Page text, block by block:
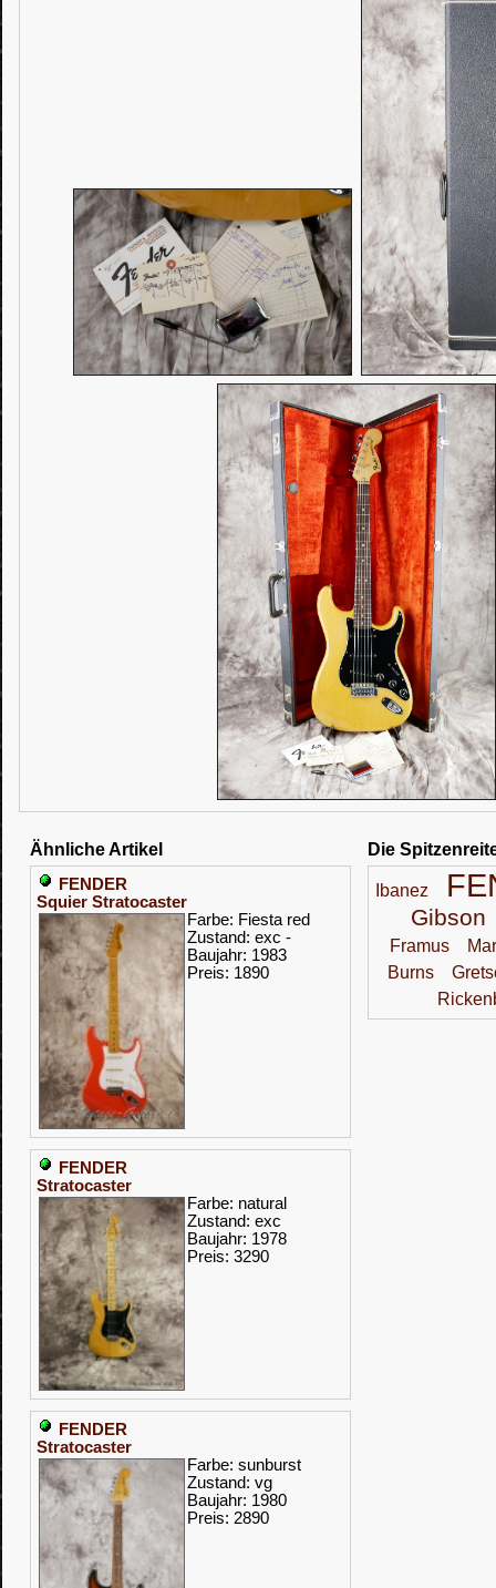
Ähnliche Artikel
FENDER
Squier Stratocaster
Farbe: Fiesta red
Zustand: exc -
Baujahr: 1983
Preis: 1890
FENDER
Stratocaster
Farbe: natural
Zustand: exc
Baujahr: 1978
Preis: 3290
FENDER
Stratocaster
Farbe: sunburst
Zustand: vg
Baujahr: 1980
Preis: 2890
Die
Ibanez
Gibson
Framus
Burns